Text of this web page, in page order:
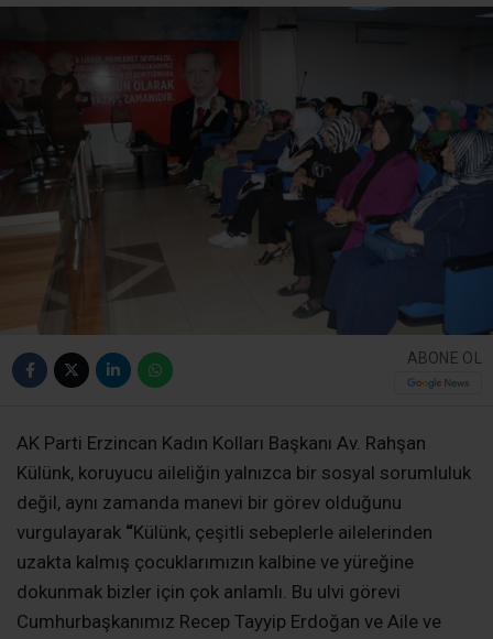
ABONE OL
AK Parti Erzincan Kadın Kolları Başkanı Av. Rahşan
Külünk, koruyucu aileliğin yalnızca bir sosyal sorumluluk
değil, aynı zamanda manevi bir görev olduğunu
vurgulayarak “Külünk, çeşitli sebeplerle ailelerinden
uzakta kalmış çocuklarımızın kalbine ve yüreğine
dokunmak bizler için çok anlamlı. Bu ulvi görevi
Cumhurbaşkanımız Recep Tayyip Erdoğan ve Aile ve